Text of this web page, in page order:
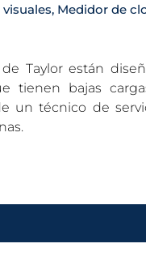
, Medidor de
Taylor están
tienen bajas
un técnico de